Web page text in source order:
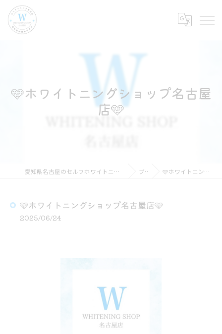
🩵ホワイトニングショップ名古屋
店🩵
愛知県名古屋のセルフホワイトニングならホワイトニングショップ名古屋店 ブログ 🩵ホワイトニングショップ名古屋店🩵
🩵ホワイトニングショップ名古屋店🩵
2025/06/24